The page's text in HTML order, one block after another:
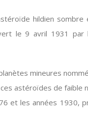
hildien sombre
le 9 avril 1931 par
mineures
ces astéroïdes de
et les années 1930,